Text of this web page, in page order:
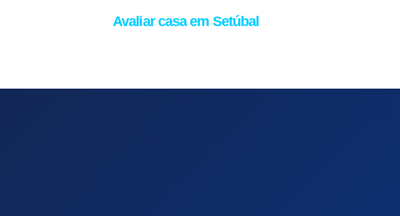
Avaliar casa em Setúbal